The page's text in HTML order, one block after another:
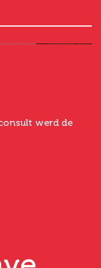
werd de